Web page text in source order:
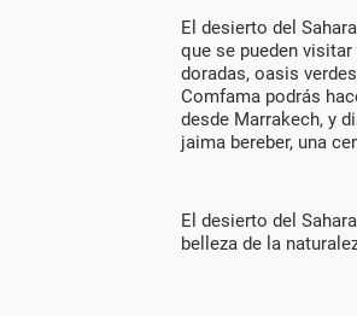
El desierto del
que se pueden
doradas, oasis
Comfama podrás
desde Marrakech, y
jaima bereber, una
El desierto del
belleza de la